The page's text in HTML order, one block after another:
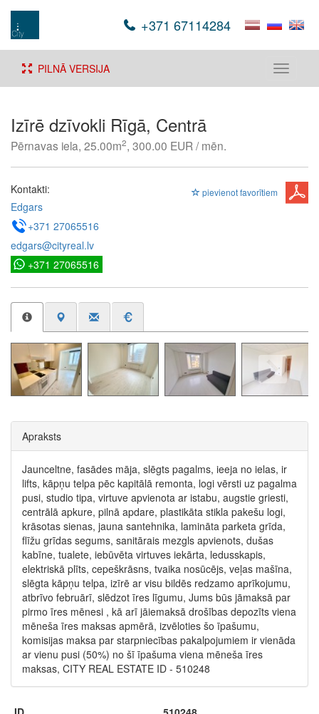
+371 67114284
Toggle
PILNĀ VERSIJA
Izīrē dzīvokli Rīgā, Centrā
Pērnavas iela, 25.00m2, 300.00 EUR / mēn.
pievienot favorītiem
Kontakti:
Edgars
+371 27065516
edgars@cityreal.lv
+371 27065516
Apraksts
Jaunceltne, fasādes māja, slēgts pagalms, ieeja no ielas, ir
lifts, kāpņu telpa pēc kapitālā remonta, logi vērsti uz pagalma
pusi, studio tipa, virtuve apvienota ar istabu, augstie griesti,
centrālā apkure, pilnā apdare, plastikāta stikla pakešu logi,
krāsotas sienas, jauna santehnika, lamināta parketa grīda,
flīžu grīdas segums, sanitārais mezgls apvienots, dušas
kabīne, tualete, iebūvēta virtuves iekārta, ledusskapis,
elektriskā plīts, cepeškrāsns, tvaika nosūcējs, veļas mašīna,
slēgta kāpņu telpa, izīrē ar visu bildēs redzamo aprīkojumu,
atbrīvo februārī, slēdzot īres līgumu, Jums būs jāmaksā par
pirmo īres mēnesi , kā arī jāiemaksā drošības depozīts viena
mēneša īres maksas apmērā, izvēloties šo īpašumu,
komisijas maksa par starpniecības pakalpojumiem ir vienāda
ar vienu pusi (50%) no šī īpašuma viena mēneša īres
maksas, CITY REAL ESTATE ID - 510248